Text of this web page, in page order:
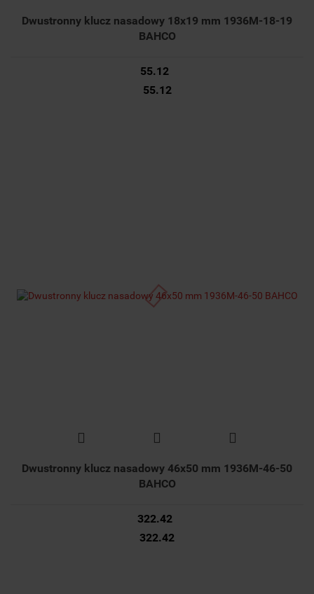
Dwustronny klucz nasadowy 18x19 mm 1936M-18-19
BAHCO
55.12
55.12
Dwustronny klucz nasadowy 46x50 mm 1936M-46-50
BAHCO
322.42
322.42